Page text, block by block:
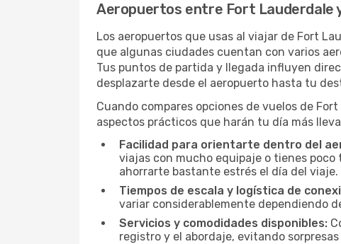
Aeropuertos entre Fort Lauderdale
Los aeropuertos que usas al viajar de Fort
que algunas ciudades cuentan con varios
Tus puntos de partida y llegada influyen
desplazarte desde el aeropuerto hasta tu
Cuando compares opciones de vuelos de
aspectos prácticos que harán tu día más
Facilidad para orientarte dentro del
viajas con mucho equipaje o tienes
ahorrarte bastante estrés el día del viaje.
Tiempos de escala y logística de
variar considerablemente dependiendo
Servicios y comodidades disponibles:
registro y el abordaje, evitando